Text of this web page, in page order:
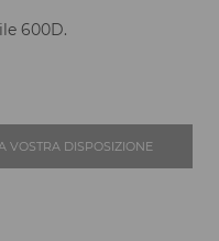
600D.
VOSTRA DISPOSIZIONE